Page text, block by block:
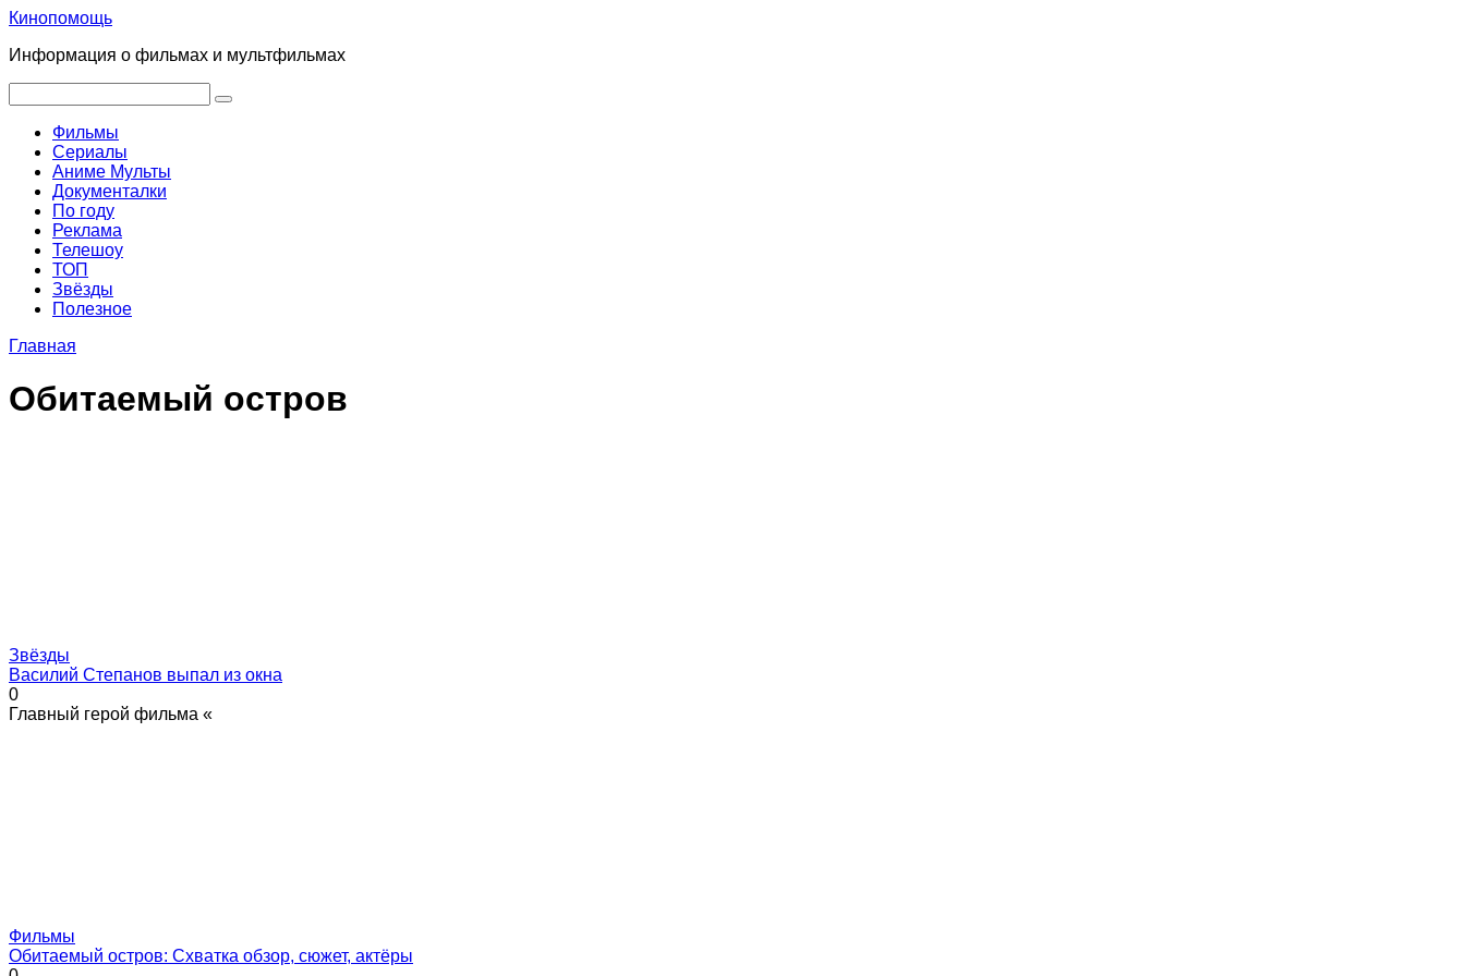
Перейти
контенту
Кинопомощь
Информация о фильмах и мультфильмах
Фильмы
Сериалы
Аниме Мульты
Документалки
По году
Реклама
Телешоу
ТОП
Звёзды
Полезное
Главная
Обитаемый остров
Звёзды
Василий Степанов выпал из окна
0
Главный герой фильма «
Фильмы
Обитаемый остров: Схватка обзор, сюжет, актёры